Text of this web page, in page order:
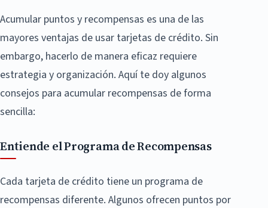
Acumular puntos y recompensas es una de las
mayores ventajas de usar tarjetas de crédito. Sin
embargo, hacerlo de manera eficaz requiere
estrategia y organización. Aquí te doy algunos
consejos para acumular recompensas de forma
sencilla:
Entiende el Programa de Recompensas
Cada tarjeta de crédito tiene un programa de
recompensas diferente. Algunos ofrecen puntos por